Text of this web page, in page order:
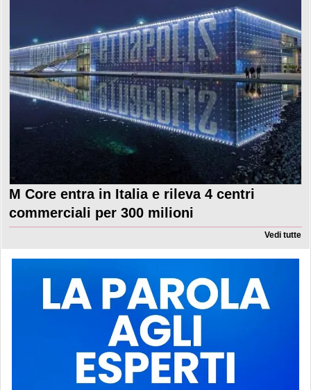
M Core entra in Italia e rileva 4 centri
commerciali per 300 milioni
Vedi tutte